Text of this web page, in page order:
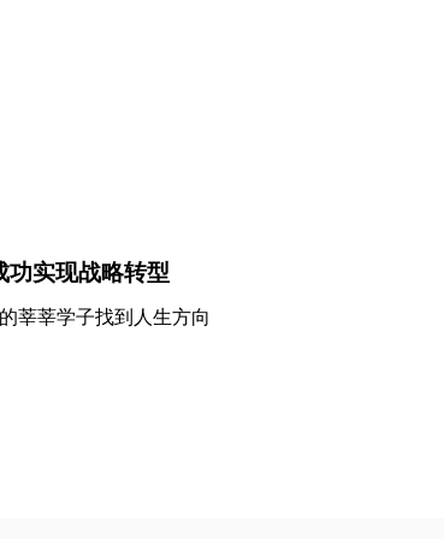
功实现战略转型
莘莘学子找到人生方向